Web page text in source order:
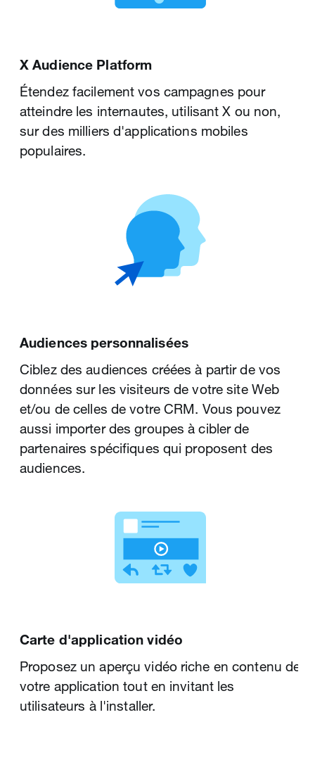
X Audience Platform
Étendez facilement vos campagnes pour
atteindre les internautes, utilisant X ou non,
sur des milliers d'applications mobiles
populaires.
Audiences personnalisées
Ciblez des audiences créées à partir de vos
données sur les visiteurs de votre site Web
et/ou de celles de votre CRM. Vous pouvez
aussi importer des groupes à cibler de
partenaires spécifiques qui proposent des
audiences.
Carte d'application vidéo
Proposez un aperçu vidéo riche en contenu de
votre application tout en invitant les
utilisateurs à l'installer.
Ciblage par @nomdutilisateur
Ciblage par mots-clés
Ciblez les utilisateurs en fonction des mots-
clés mentionnés dans leurs posts récents et
dans les posts auxquels ils ont récemment
réagi.
Ciblez des audiences créées à partir de vos
données sur les visiteurs de votre site Web